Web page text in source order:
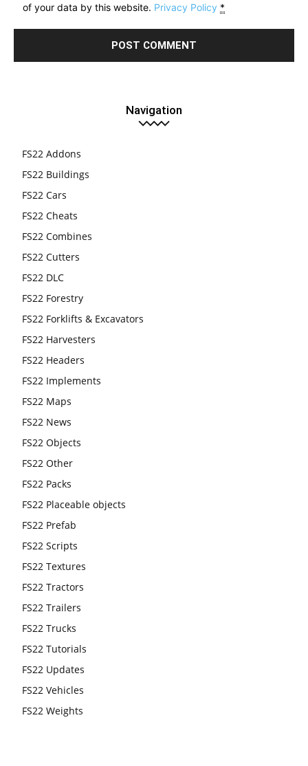
of your data by this website. Privacy Policy *
Navigation
FS22 Addons
FS22 Buildings
FS22 Cars
FS22 Cheats
FS22 Combines
FS22 Cutters
FS22 DLC
FS22 Forestry
FS22 Forklifts & Excavators
FS22 Harvesters
FS22 Headers
FS22 Implements
FS22 Maps
FS22 News
FS22 Objects
FS22 Other
FS22 Packs
FS22 Placeable objects
FS22 Prefab
FS22 Scripts
FS22 Textures
FS22 Tractors
FS22 Trailers
FS22 Trucks
FS22 Tutorials
FS22 Updates
FS22 Vehicles
FS22 Weights